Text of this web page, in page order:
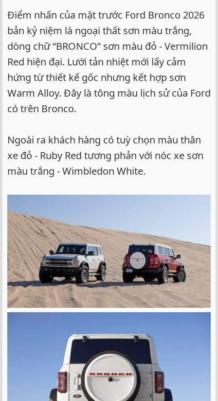
Điểm nhấn của mặt trước Ford Bronco 2026
bản kỷ niệm là ngoại thất sơn màu trắng,
dòng chữ “BRONCO” sơn màu đỏ - Vermilion
Red hiện đại. Lưới tản nhiệt mới lấy cảm
hứng từ thiết kế gốc nhưng kết hợp sơn
Warm Alloy. Đây là tông màu lịch sử của Ford
có trên Bronco.
Ngoài ra khách hàng có tuỳ chọn màu thân
xe đỏ - Ruby Red tương phản với nóc xe sơn
màu trắng - Wimbledon White.